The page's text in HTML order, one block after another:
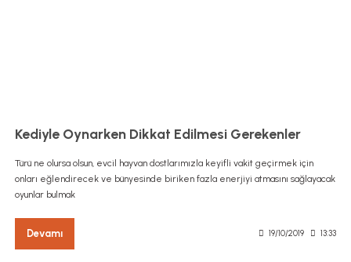
Kediyle Oynarken Dikkat Edilmesi Gerekenler
Türü ne olursa olsun, evcil hayvan dostlarımızla keyifli vakit geçirmek için
onları eğlendirecek ve bünyesinde biriken fazla enerjiyi atmasını sağlayacak
oyunlar bulmak
Devamı 19/10/2019 13:33